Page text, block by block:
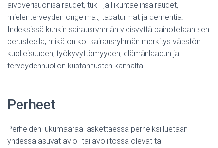
aivoverisuonisairaudet, tuki- ja liikuntaelinsairaudet,
mielenterveyden ongelmat, tapaturmat ja dementia.
Indeksissä kunkin sairausryhmän yleisyyttä painotetaan sen
perusteella, mikä on ko. sairausryhmän merkitys väestön
kuolleisuuden, työkyvyttömyyden, elämänlaadun ja
terveydenhuollon kustannusten kannalta.
Perheet
Perheiden lukumäärää laskettaessa perheiksi luetaan
yhdessä asuvat avio- tai avoliitossa olevat tai